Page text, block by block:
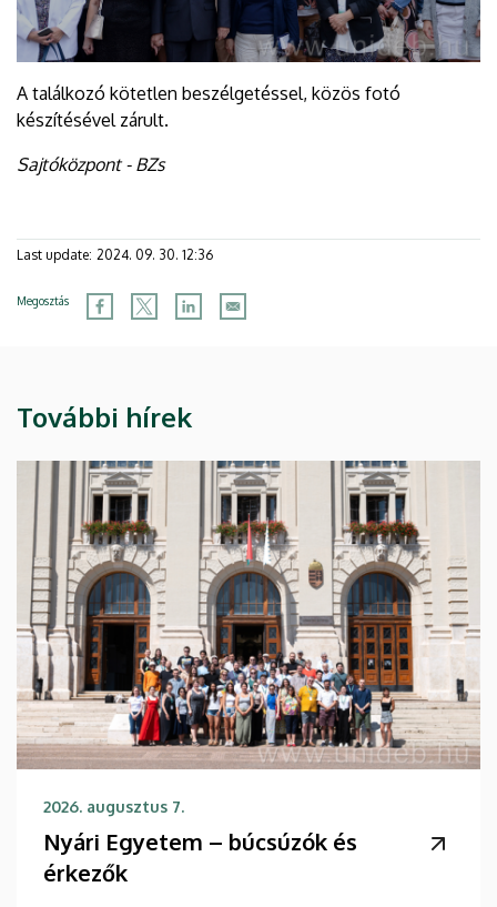
A találkozó kötetlen beszélgetéssel, közös fotó
készítésével zárult.
Sajtóközpont - BZs
Last update: 2024. 09. 30. 12:36
Megosztás
További hírek
2026. augusztus 7.
Nyári Egyetem – búcsúzók és
érkezők